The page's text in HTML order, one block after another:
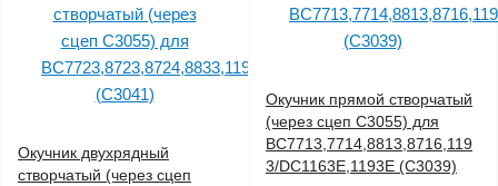
Окучник двухрядный
створчатый (через сцеп
Окучник прямой створчатый
(через сцеп C3055) для
BC7713,7714,8813,8716,119
3/DC1163E,1193E (C3039)